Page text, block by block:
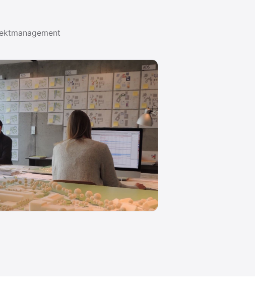
bis zur Mindmap. Alle Leitfäden ansehen →
welche
und wie Sie ein
METHODE 03
Mindmaps
Wie Mindmaps Gedanken ordnen,
Probleme lösen und Projekte planbar
machen. Inkl. …